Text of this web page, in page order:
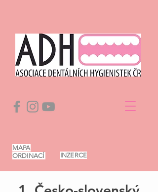
INZERCE
MAPA
ORDINACÍ